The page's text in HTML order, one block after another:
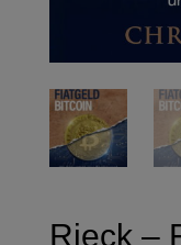
Rieck –